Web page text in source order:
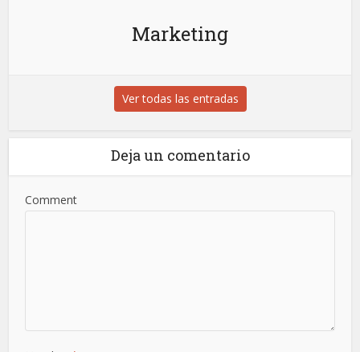
Marketing
Ver todas las entradas
Deja un comentario
Comment